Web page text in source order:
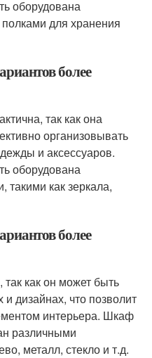
оборудована
для хранения
более
так как она
организовывать
и аксессуаров.
оборудована
такими как зеркала,
более
как он может быть
дизайнах, что позволит
интерьера. Шкаф
различными
металл, стекло и т.д.